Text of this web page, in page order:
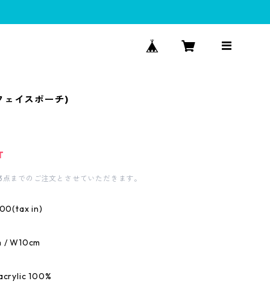
ェイスポーチ)
までのご注文とさせていただきます。
in)
/ W10cm
100%